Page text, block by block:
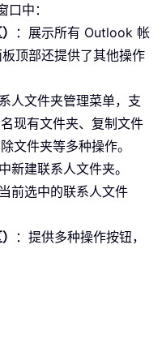
中：
：展示所有 Outlook 帐
顶部还提供了其他操作
人文件夹管理菜单，支
现有文件夹、复制文件
文件夹等多种操作。
新建联系人文件夹。
前选中的联系人文件
：提供多种操作按钮，